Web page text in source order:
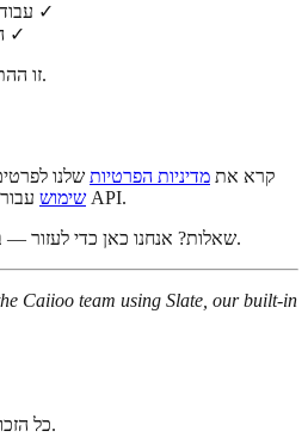
עבוד במצב לא מקוון לחלוטין ✓
השתמש רק בשירותי ענן ✓
זו ההתקנה שלך. אתה מחליט מה נוח.
קרא את מדיניות הפרטיות שלנו
שימוש עבור תנאי שימוש ומדיניות מפתחות API.
שאלות? אנחנו כאן כדי לעזור —או פנה אלינו.
Caiioo team using Slate, our built-in
© 2026 caiioo.ai. כל הזכויות שמורות.